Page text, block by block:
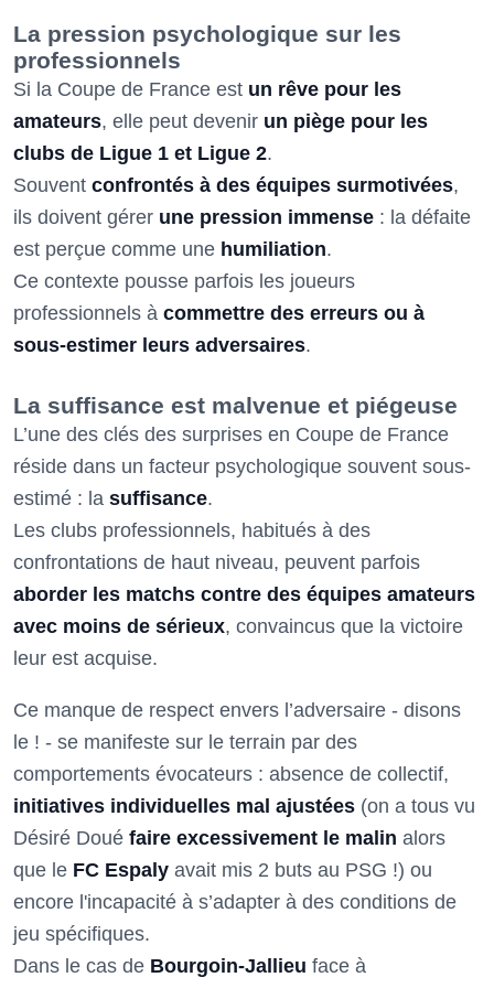
La pression psychologique sur les
professionnels
Si la Coupe de France est un rêve pour les
amateurs, elle peut devenir un piège pour les
clubs de Ligue 1 et Ligue 2.
Souvent confrontés à des équipes surmotivées,
ils doivent gérer une pression immense : la défaite
est perçue comme une humiliation.
Ce contexte pousse parfois les joueurs
professionnels à commettre des erreurs ou à
sous-estimer leurs adversaires.
La suffisance est malvenue et piégeuse
L’une des clés des surprises en Coupe de France
réside dans un facteur psychologique souvent sous-
estimé : la suffisance.
Les clubs professionnels, habitués à des
confrontations de haut niveau, peuvent parfois
aborder les matchs contre des équipes amateurs
avec moins de sérieux, convaincus que la victoire
leur est acquise.
Ce manque de respect envers l’adversaire - disons
le ! - se manifeste sur le terrain par des
comportements évocateurs : absence de collectif,
initiatives individuelles mal ajustées (on a tous vu
Désiré Doué faire excessivement le malin alors
que le FC Espaly avait mis 2 buts au PSG !) ou
encore l'incapacité à s’adapter à des conditions de
jeu spécifiques.
Dans le cas de Bourgoin-Jallieu face à